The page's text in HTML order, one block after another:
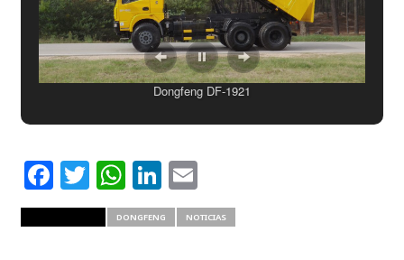
Dongfeng DF-1921
Facebook
Twitter
WhatsApp
LinkedIn
Email
DONGFENG NOTICIAS